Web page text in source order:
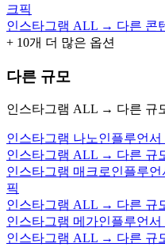
크픽
인스타그램 ALL → 다른 콘
+ 10개 더 많은 옵션
다른 규모
인스타그램 ALL → 다른 규
인스타그램 나노인플루언
인스타그램 ALL → 다른 규
인스타그램 매크로인플루
픽
인스타그램 ALL → 다른 규
인스타그램 메가인플루언
인스타그램 ALL → 다른 규